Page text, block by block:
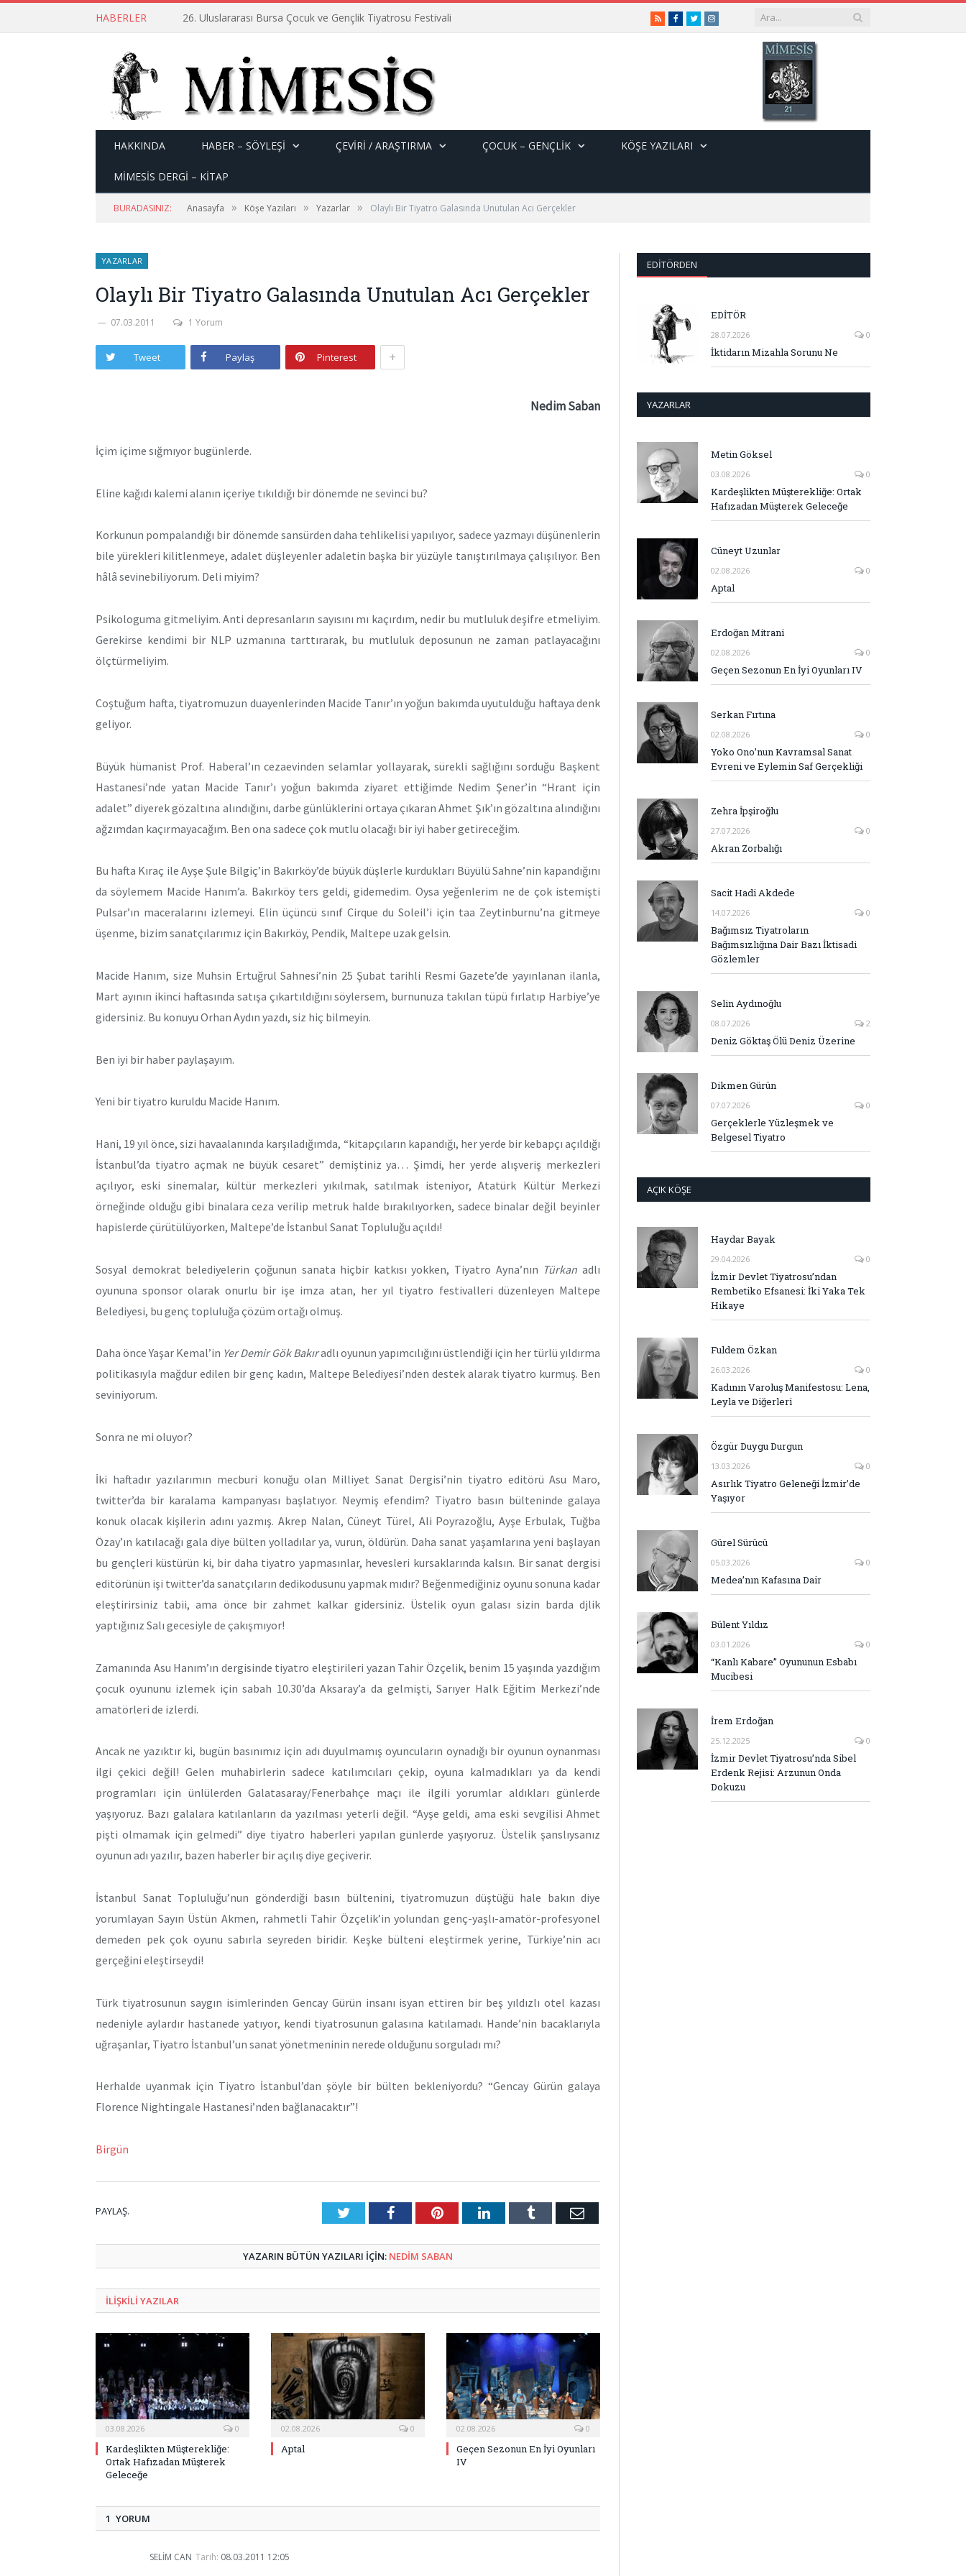
HABERLER 26. Uluslararası Bursa Çocuk ve Gençlik Tiyatrosu Festivali RSSFacebook
TwitterInstagram
HAKKINDA HABER – SÖYLEŞI ÇEVİRİ / ARAŞTIRMA ÇOCUK – GENÇLIK KÖŞE YAZILARI
MİMESİS DERGİ – KİTAP
BURADASINIZ: Anasayfa » Köşe Yazıları » Yazarlar » Olaylı Bir Tiyatro Galasında Unutulan Acı Gerçekler
YAZARLAR
Olaylı Bir Tiyatro Galasında Unutulan Acı Gerçekler
07.03.2011 1 Yorum
Tweet Paylaş Pinterest +
Nedim Saban
İçim içime sığmıyor bugünlerde.
Eline kağıdı kalemi alanın içeriye tıkıldığı bir dönemde ne sevinci bu?
Korkunun pompalandığı bir dönemde sansürden daha tehlikelisi yapılıyor, sadece yazmayı düşünenlerin
bile yürekleri kilitlenmeye, adalet düşleyenler adaletin başka bir yüzüyle tanıştırılmaya çalışılıyor. Ben
hâlâ sevinebiliyorum. Deli miyim?
Psikologuma gitmeliyim. Anti depresanların sayısını mı kaçırdım, nedir bu mutluluk deşifre etmeliyim.
Gerekirse kendimi bir NLP uzmanına tarttırarak, bu mutluluk deposunun ne zaman patlayacağını
ölçtürmeliyim.
Coştuğum hafta, tiyatromuzun duayenlerinden Macide Tanır’ın yoğun bakımda uyutulduğu haftaya denk
geliyor.
Büyük hümanist Prof. Haberal’ın cezaevinden selamlar yollayarak, sürekli sağlığını sorduğu Başkent
Hastanesi’nde yatan Macide Tanır’ı yoğun bakımda ziyaret ettiğimde Nedim Şener’in “Hrant için
adalet” diyerek gözaltına alındığını, darbe günlüklerini ortaya çıkaran Ahmet Şık’ın gözaltına alındığını
ağzımdan kaçırmayacağım. Ben ona sadece çok mutlu olacağı bir iyi haber getireceğim.
Bu hafta Kıraç ile Ayşe Şule Bilgiç’in Bakırköy’de büyük düşlerle kurdukları Büyülü Sahne’nin kapandığını
da söylemem Macide Hanım’a. Bakırköy ters geldi, gidemedim. Oysa yeğenlerim ne de çok istemişti
Pulsar’ın maceralarını izlemeyi. Elin üçüncü sınıf Cirque du Soleil’i için taa Zeytinburnu’na gitmeye
üşenme, bizim sanatçılarımız için Bakırköy, Pendik, Maltepe uzak gelsin.
Macide Hanım, size Muhsin Ertuğrul Sahnesi’nin 25 Şubat tarihli Resmi Gazete’de yayınlanan ilanla,
Mart ayının ikinci haftasında satışa çıkartıldığını söylersem, burnunuza takılan tüpü fırlatıp Harbiye’ye
gidersiniz. Bu konuyu Orhan Aydın yazdı, siz hiç bilmeyin.
Ben iyi bir haber paylaşayım.
Yeni bir tiyatro kuruldu Macide Hanım.
Hani, 19 yıl önce, sizi havaalanında karşıladığımda, “kitapçıların kapandığı, her yerde bir kebapçı açıldığı
İstanbul’da tiyatro açmak ne büyük cesaret” demiştiniz ya… Şimdi, her yerde alışveriş merkezleri
açılıyor, eski sinemalar, kültür merkezleri yıkılmak, satılmak isteniyor, Atatürk Kültür Merkezi
örneğinde olduğu gibi binalara ceza verilip metruk halde bırakılıyorken, sadece binalar değil beyinler
hapislerde çürütülüyorken, Maltepe’de İstanbul Sanat Topluluğu açıldı!
Sosyal demokrat belediyelerin çoğunun sanata hiçbir katkısı yokken, Tiyatro Ayna’nın Türkan adlı
oyununa sponsor olarak onurlu bir işe imza atan, her yıl tiyatro festivalleri düzenleyen Maltepe
Belediyesi, bu genç topluluğa çözüm ortağı olmuş.
Daha önce Yaşar Kemal’in Yer Demir Gök Bakıradlı oyunun yapımcılığını üstlendiği için her türlü yıldırma
politikasıyla mağdur edilen bir genç kadın, Maltepe Belediyesi’nden destek alarak tiyatro kurmuş. Ben
seviniyorum.
Sonra ne mi oluyor?
İki haftadır yazılarımın mecburi konuğu olan Milliyet Sanat Dergisi’nin tiyatro editörü Asu Maro,
twitter’da bir karalama kampanyası başlatıyor. Neymiş efendim? Tiyatro basın bülteninde galaya
konuk olacak kişilerin adını yazmış. Akrep Nalan, Cüneyt Türel, Ali Poyrazoğlu, Ayşe Erbulak, Tuğba
Özay’ın katılacağı gala diye bülten yolladılar ya, vurun, öldürün. Daha sanat yaşamlarına yeni başlayan
bu gençleri küstürün ki, bir daha tiyatro yapmasınlar, hevesleri kursaklarında kalsın. Bir sanat dergisi
editörünün işi twitter’da sanatçıların dedikodusunu yapmak mıdır? Beğenmediğiniz oyunu sonuna kadar
eleştirirsiniz tabii, ama önce bir zahmet kalkar gidersiniz. Üstelik oyun galası sizin barda djlik
yaptığınız Salı gecesiyle de çakışmıyor!
Zamanında Asu Hanım’ın dergisinde tiyatro eleştirileri yazan Tahir Özçelik, benim 15 yaşında yazdığım
çocuk oyununu izlemek için sabah 10.30’da Aksaray’a da gelmişti, Sarıyer Halk Eğitim Merkezi’nde
amatörleri de izlerdi.
Ancak ne yazıktır ki, bugün basınımız için adı duyulmamış oyuncuların oynadığı bir oyunun oynanması
ilgi çekici değil! Gelen muhabirlerin sadece katılımcıları çekip, oyuna kalmadıkları ya da kendi
programları için ünlülerden Galatasaray/Fenerbahçe maçı ile ilgili yorumlar aldıkları günlerde
yaşıyoruz. Bazı galalara katılanların da yazılması yeterli değil. “Ayşe geldi, ama eski sevgilisi Ahmet
pişti olmamak için gelmedi” diye tiyatro haberleri yapılan günlerde yaşıyoruz. Üstelik şanslıysanız
oyunun adı yazılır, bazen haberler bir açılış diye geçiverir.
İstanbul Sanat Topluluğu’nun gönderdiği basın bültenini, tiyatromuzun düştüğü hale bakın diye
yorumlayan Sayın Üstün Akmen, rahmetli Tahir Özçelik’in yolundan genç-yaşlı-amatör-profesyonel
demeden pek çok oyunu sabırla seyreden biridir. Keşke bülteni eleştirmek yerine, Türkiye’nin acı
gerçeğini eleştirseydi!
Türk tiyatrosunun saygın isimlerinden Gencay Gürün insanı isyan ettiren bir beş yıldızlı otel kazası
nedeniyle aylardır hastanede yatıyor, kendi tiyatrosunun galasına katılamadı. Hande’nin bacaklarıyla
uğraşanlar, Tiyatro İstanbul’un sanat yönetmeninin nerede olduğunu sorguladı mı?
Herhalde uyanmak için Tiyatro İstanbul’dan şöyle bir bülten bekleniyordu? “Gencay Gürün galaya
Florence Nightingale Hastanesi’nden bağlanacaktır”!
Birgün
PAYLAŞ. TwitterFacebookPinterestLinkedInTumblr E-
YAZARIN BÜTÜN YAZILARI IÇIN: NEDIM SABAN
ILIŞKILI YAZILAR
03.08.2026 0
Kardeşlikten Müşterekliğe:
Ortak Hafızadan Müşterek
Geleceğe
02.08.2026 0
Aptal
02.08.2026 0
Geçen Sezonun En İyi Oyunları
IV
1 YORUM
SELIM CAN Tarih: 08.03.2011 12:05
EDITÖRDEN
EDİTÖR
28.07.2026 0
İktidarın Mizahla Sorunu Ne
YAZARLAR
Metin Göksel
03.08.2026 0
Kardeşlikten Müşterekliğe: Ortak
Hafızadan Müşterek Geleceğe
Cüneyt Uzunlar
02.08.2026 0
Aptal
Erdoğan Mitrani
02.08.2026 0
Geçen Sezonun En İyi Oyunları IV
Serkan Fırtına
02.08.2026 0
Yoko Ono’nun Kavramsal Sanat
Evreni ve Eylemin Saf Gerçekliği
Zehra İpşiroğlu
27.07.2026 0
Akran Zorbalığı
Sacit Hadi Akdede
14.07.2026 0
Bağımsız Tiyatroların
Bağımsızlığına Dair Bazı İktisadi
Gözlemler
Selin Aydınoğlu
08.07.2026 2
Deniz Göktaş Ölü Deniz Üzerine
Dikmen Gürün
07.07.2026 0
Gerçeklerle Yüzleşmek ve
Belgesel Tiyatro
AÇIK KÖŞE
Haydar Bayak
29.04.2026 0
İzmir Devlet Tiyatrosu’ndan
Rembetiko Efsanesi: İki Yaka Tek
Hikaye
Fuldem Özkan
26.03.2026 0
Kadının Varoluş Manifestosu: Lena,
Leyla ve Diğerleri
Özgür Duygu Durgun
13.03.2026 0
Asırlık Tiyatro Geleneği İzmir’de
Yaşıyor
Gürel Sürücü
05.03.2026 0
Medea’nın Kafasına Dair
Bülent Yıldız
03.01.2026 0
“Kanlı Kabare” Oyununun Esbabı
Mucibesi
İrem Erdoğan
25.12.2025 0
İzmir Devlet Tiyatrosu’nda Sibel
Erdenk Rejisi: Arzunun Onda
Dokuzu